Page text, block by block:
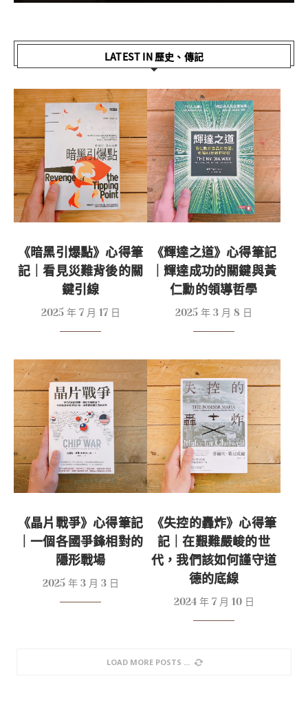
LATEST IN 歷史、傳記
《暗黑引爆點》心得筆
記｜看見災難背後的關
鍵引線
2025 年 7 月 17 日
《輝達之道》心得筆記
｜輝達成功的關鍵與黃
仁勳的領導哲學
2025 年 3 月 8 日
《晶片戰爭》心得筆記
｜一個各國爭鋒相對的
隱形戰場
2025 年 3 月 3 日
《失控的轟炸》心得筆
記｜在艱難嚴峻的世
代，我們該如何謹守道
德的底線
2024 年 7 月 10 日
LOAD MORE POSTS